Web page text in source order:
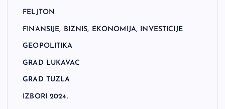
FELJTON
FINANSIJE, BIZNIS, EKONOMIJA, INVESTICIJE
GEOPOLITIKA
GRAD LUKAVAC
GRAD TUZLA
IZBORI 2024.